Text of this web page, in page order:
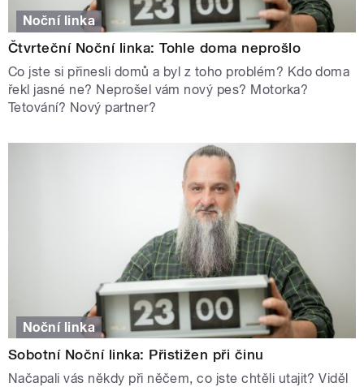
Noční linka
Čtvrteční Noční linka: Tohle doma neprošlo
Co jste si přinesli domů a byl z toho problém? Kdo doma
řekl jasné ne? Neprošel vám nový pes? Motorka?
Tetování? Nový partner?
Noční linka
Sobotní Noční linka: Přistižen při činu
Načapali vás někdy při něčem, co jste chtěli utajit? Viděl